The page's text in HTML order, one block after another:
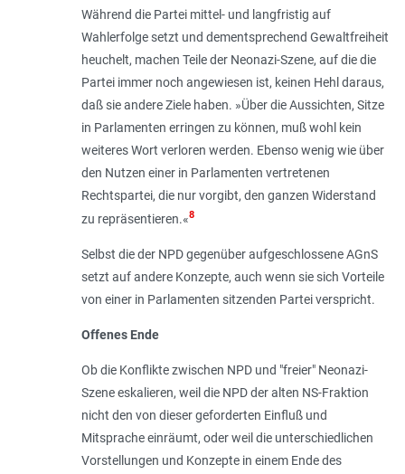
Während die Partei mittel- und langfristig auf
Wahlerfolge setzt und dementsprechend Gewaltfreiheit
heuchelt, machen Teile der Neonazi-Szene, auf die die
Partei immer noch angewiesen ist, keinen Hehl daraus,
daß sie andere Ziele haben. »Über die Aussichten, Sitze
in Parlamenten erringen zu können, muß wohl kein
weiteres Wort verloren werden. Ebenso wenig wie über
den Nutzen einer in Parlamenten vertretenen
Rechtspartei, die nur vorgibt, den ganzen Widerstand
zu repräsentieren.«8
Selbst die der NPD gegenüber aufgeschlossene AGnS
setzt auf andere Konzepte, auch wenn sie sich Vorteile
von einer in Parlamenten sitzenden Partei verspricht.
Offenes Ende
Ob die Konflikte zwischen NPD und "freier" Neonazi-
Szene eskalieren, weil die NPD der alten NS-Fraktion
nicht den von dieser geforderten Einfluß und
Mitsprache einräumt, oder weil die unterschiedlichen
Vorstellungen und Konzepte in einem Ende des